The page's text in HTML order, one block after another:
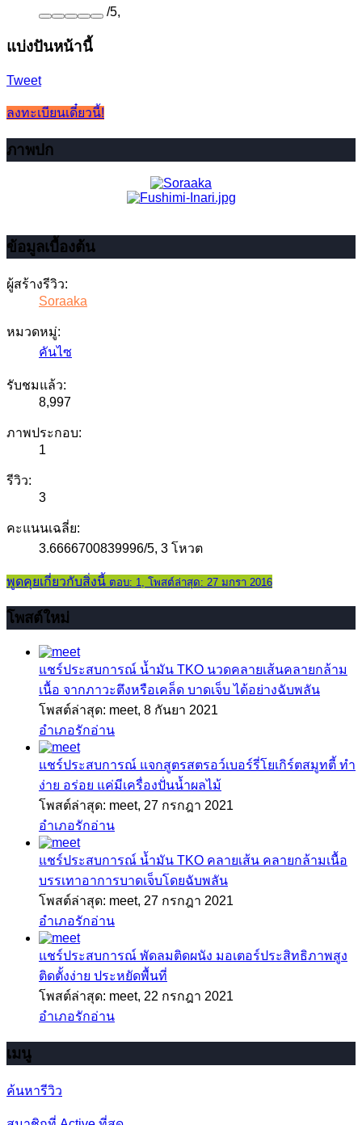
/5,
แบ่งปันหน้านี้
Tweet
ลงทะเบียนเดี๋ยวนี้!
ภาพปก
ข้อมูลเบื้องต้น
ผู้สร้างรีวิว:
Soraaka
หมวดหมู่:
คันไซ
รับชมแล้ว:
8,997
ภาพประกอบ:
1
รีวิว:
3
คะแนนเฉลี่ย:
3.6666700839996/5, 3 โหวต
พูดคุยเกี่ยวกับสิ่งนี้ ตอบ: 1, โพสต์ล่าสุด: 27 มกรา 2016
โพสต์ใหม่
แชร์ประสบการณ์ น้ำมัน TKO นวดคลายเส้นคลายกล้าม
เนื้อ จากภาวะตึงหรือเคล็ด บาดเจ็บ ได้อย่างฉับพลัน
โพสต์ล่าสุด: meet, 8 กันยา 2021
อำเภอรักอ่าน
แชร์ประสบการณ์ แจกสูตรสตรอว์เบอร์รี่โยเกิร์ตสมูทตี้ ทำ
ง่าย อร่อย แค่มีเครื่องปั่นน้ำผลไม้
โพสต์ล่าสุด: meet, 27 กรกฎา 2021
อำเภอรักอ่าน
แชร์ประสบการณ์ น้ำมัน TKO คลายเส้น คลายกล้ามเนื้อ
บรรเทาอาการบาดเจ็บโดยฉับพลัน
โพสต์ล่าสุด: meet, 27 กรกฎา 2021
อำเภอรักอ่าน
แชร์ประสบการณ์ พัดลมติดผนัง มอเตอร์ประสิทธิภาพสูง
ติดตั้งง่าย ประหยัดพื้นที่
โพสต์ล่าสุด: meet, 22 กรกฎา 2021
อำเภอรักอ่าน
เมนู
ค้นหารีวิว